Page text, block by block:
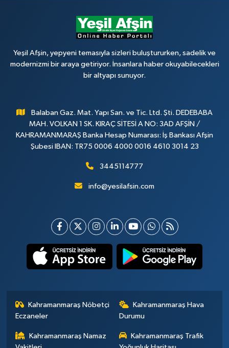
Yeşil Afşin, yepyeni temasıyla sizleri buluştururken, sadelik ve
modernizmi bir araya getiriyor. İnsanlara haber okuyabilecekleri
bir altyapı sunuyor.
Balaban Gaz. Mat. Yapı San. ve Tic. Ltd. Şti. DEDEBABA
MAH. VOLKAN 1 SK. KIRAÇ SİTESİ A NO: 3AD AFŞİN /
KAHRAMANMARAŞ Banka Hesap Numarası: İş Bankası Afşin
Şubesi IBAN: TR75 0006 4000 0016 4610 3014 23
3445114777
info@yesilafsin.com
Kahramanmaraş Nöbetçi
Eczaneler
Kahramanmaraş Hava
Durumu
Kahramanmaraş Namaz
Kahramanmaraş Trafik